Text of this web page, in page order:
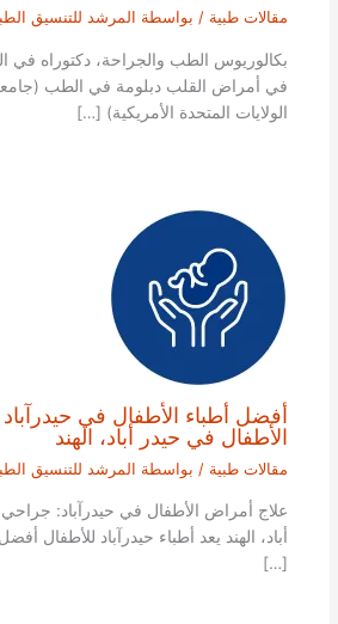
مقالات طبية / بواسطة المرشد للتنسيق
بكالوريوس الطب والجراحة، دكتوراه
في أمراض القلب دبلومة في الطب
الولايات المتحدة الأمريكية) […]
أفضل أطباء الأطفال في
الأطفال في حيدر أباد، الهند
مقالات طبية / بواسطة المرشد للتنسيق
علاج أمراض الأطفال في حيدرآباد:
أباد، الهند يعد أطباء حيدرآباد للأطفال
[…]